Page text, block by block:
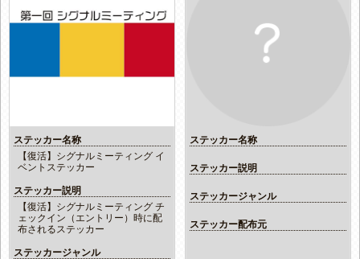
ステッカー名称
【復活】シグナルミーティング イ
ベントステッカー
ステッカー説明
【復活】シグナルミーティング チ
ェックイン（エントリー）時に配
布されるステッカー
ステッカージャンル
ステッカー名称
ステッカー説明
ステッカージャンル
ステッカー配布元